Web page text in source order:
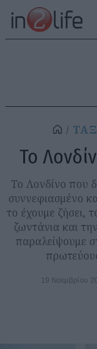
Το
Το Λονδίνο που
συννεφιασμένο
το έχουμε ζήσει,
ζωντάνια και
παραλείψουμε
19 Νοεμβρίου